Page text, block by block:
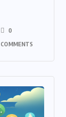
0
COMMENTS